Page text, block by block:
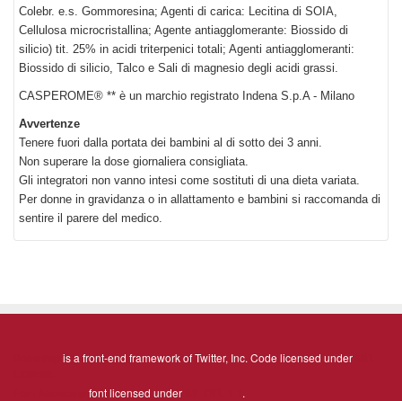
Colebr. e.s. Gommoresina; Agenti di carica: Lecitina di SOIA,
Cellulosa microcristallina; Agente antiagglomerante: Biossido di
silicio) tit. 25% in acidi triterpenici totali; Agenti antiagglomeranti:
Biossido di silicio, Talco e Sali di magnesio degli acidi grassi.
CASPEROME® ** è un marchio registrato Indena S.p.A - Milano
Avvertenze
Tenere fuori dalla portata dei bambini al di sotto dei 3 anni.
Non superare la dose giornaliera consigliata.
Gli integratori non vanno intesi come sostituti di una dieta variata.
Per donne in gravidanza o in allattamento e bambini si raccomanda di
sentire il parere del medico.
is a front-end framework of Twitter, Inc. Code licensed under
font licensed under .